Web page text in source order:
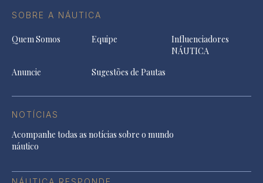
SOBRE A NÁUTICA
Quem Somos Equipe
Influenciadores
NÁUTICA
Anuncie
Sugestões de Pautas
NOTÍCIAS
Acompanhe todas as notícias sobre o mundo
náutico